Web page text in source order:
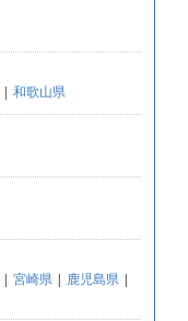
| 和歌山県
| 宮崎県 | 鹿児島県 |